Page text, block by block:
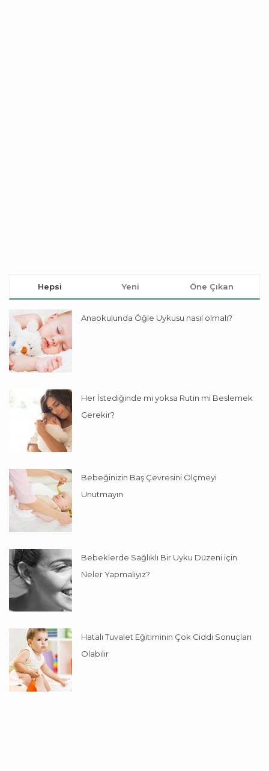
Hepsi Yeni Öne Çıkan
Anaokulunda Öğle Uykusu nasıl olmalı?
Her İstediğinde mi yoksa Rutin mi Beslemek
Gerekir?
Bebeğinizin Baş Çevresini Ölçmeyi
Unutmayın
Bebeklerde Sağlıklı Bir Uyku Düzeni için
Neler Yapmalıyız?
Hatalı Tuvalet Eğitiminin Çok Ciddi Sonuçları
Olabilir